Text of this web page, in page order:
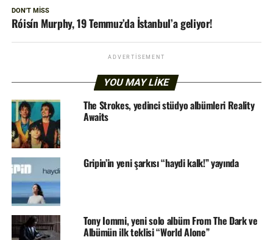
DON'T MISS
Róisín Murphy, 19 Temmuz’da İstanbul’a geliyor!
ADVERTISEMENT
YOU MAY LIKE
The Strokes, yedinci stüdyo albümleri Reality
Awaits
Gripin’in yeni şarkısı “haydi kalk!” yayında
Tony Iommi, yeni solo albüm From The Dark ve
Albümün ilk teklisi “World Alone”